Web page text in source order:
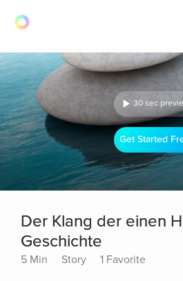
30 sec
Get Started
Der Klang der einen
Geschichte
5 Min Story 1 Favorite